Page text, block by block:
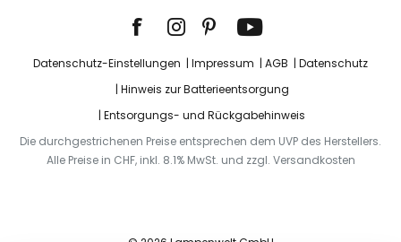
Datenschutz-Einstellungen Impressum AGB
Datenschutz
Hinweis zur Batterieentsorgung
Entsorgungs- und Rückgabehinweis
Die durchgestrichenen Preise entsprechen dem UVP des Herstellers.
Alle Preise in CHF, inkl. 8.1% MwSt. und zzgl. Versandkosten